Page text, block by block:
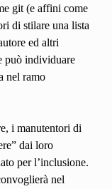
git (e affini come
di stilare una lista
ed altri
può individuare
nel ramo
i manutentori di
dai loro
per l’inclusione.
nel